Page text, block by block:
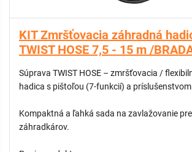
KIT Zmršťovacia záhradná
TWIST HOSE 7,5 - 15 m /
Súprava TWIST HOSE – zmršťovacia /
hadica s pištoľou (7-funkcií) a príslušenstvom
Kompaktná a ľahká sada na zavlažovanie
záhradkárov.